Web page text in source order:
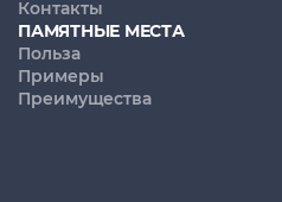
Контакты
ПАМЯТНЫЕ МЕСТА
Польза
Примеры
Преимущества